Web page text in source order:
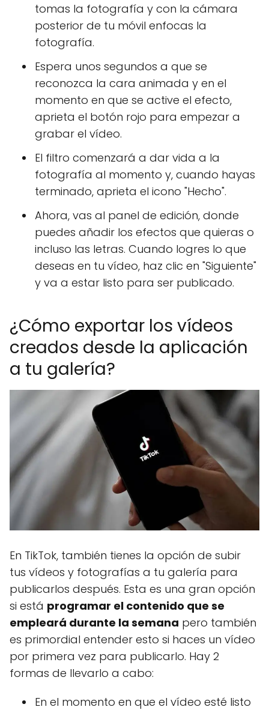
tomas la fotografía y con la cámara
posterior de tu móvil enfocas la
fotografía.
Espera unos segundos a que se
reconozca la cara animada y en el
momento en que se active el efecto,
aprieta el botón rojo para empezar a
grabar el vídeo.
El filtro comenzará a dar vida a la
fotografía al momento y, cuando hayas
terminado, aprieta el icono "Hecho".
Ahora, vas al panel de edición, donde
puedes añadir los efectos que quieras o
incluso las letras. Cuando logres lo que
deseas en tu vídeo, haz clic en "Siguiente"
y va a estar listo para ser publicado.
¿Cómo exportar los vídeos
creados desde la aplicación
a tu galería?
En TikTok, también tienes la opción de subir
tus vídeos y fotografías a tu galería para
publicarlos después. Esta es una gran opción
si está programar el contenido que se
empleará durante la semana pero también
es primordial entender esto si haces un vídeo
por primera vez para publicarlo. Hay 2
formas de llevarlo a cabo:
En el momento en que el vídeo esté listo